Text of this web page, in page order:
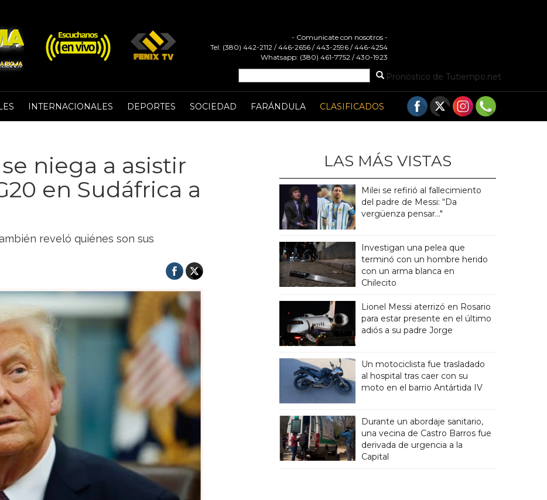
- Comunicate con nosotros -
Tel: (380) 442-2112 / 446-2656 / 443-2596 / 446-4254
Whatsapp: (380) 461-7752 / 430-1923
Pronóstico de Tutiempo.net
INTERNACIONALES DEPORTES SOCIEDAD FARÁNDULA CLASIFICADOS
niega a asistir
en Sudáfrica a
reveló quiénes son sus
LAS MÁS VISTAS
Milei se refirió al fallecimiento
del padre de Messi: “Da
vergüenza pensar..."
Investigan una pelea que
terminó con un hombre herido
con un arma blanca en
Chilecito
Lionel Messi aterrizó en Rosario
para estar presente en el último
adiós a su padre Jorge
Un motociclista fue trasladado
al hospital tras caer con su
moto en el barrio Antártida IV
Durante un abordaje sanitario,
una vecina de Castro Barros fue
derivada de urgencia a la
Capital